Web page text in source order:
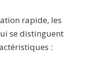
rapide, les
se distinguent
: